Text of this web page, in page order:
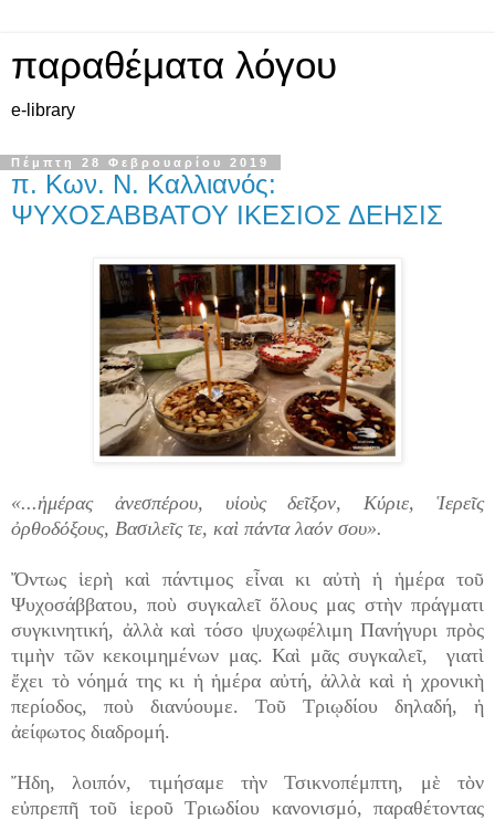
παραθέματα λόγου
e-library
Πέμπτη 28 Φεβρουαρίου 2019
π. Κων. Ν. Καλλιανός:
ΨΥΧΟΣΑΒΒΑΤΟΥ ΙΚΕΣΙΟΣ ΔΕΗΣΙΣ
«...ἡμέρας ἀνεσπέρου, υἱοὺς δεῖξον, Κύριε, Ἱερεῖς
ὀρθοδόξους, Βασιλεῖς τε, καὶ πάντα λαόν σου».
Ὄντως ἱερὴ καὶ πάντιμος εἶναι κι αὐτὴ ἡ ἡμέρα τοῦ
Ψυχοσάββατου, ποὺ συγκαλεῖ ὅλους μας στὴν πράγματι
συγκινητική, ἀλλὰ καὶ τόσο ψυχωφέλιμη Πανήγυρι πρὸς
τιμὴν τῶν κεκοιμημένων μας. Καὶ μᾶς συγκαλεῖ, γιατὶ
ἔχει τὸ νόημά της κι ἡ ἡμέρα αὐτή, ἀλλὰ καὶ ἡ χρονικὴ
περίοδος, ποὺ διανύουμε. Τοῦ Τριῳδίου δηλαδή, ἡ
ἀείφωτος διαδρομή.
Ἤδη, λοιπόν, τιμήσαμε τὴν Τσικνοπέμπτη, μὲ τὸν
εὐπρεπῆ τοῦ ἱεροῦ Τριωδίου κανονισμό, παραθέτοντας